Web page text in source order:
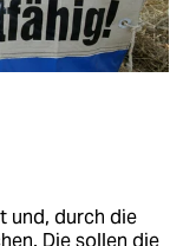
und, durch die
Die sollen die